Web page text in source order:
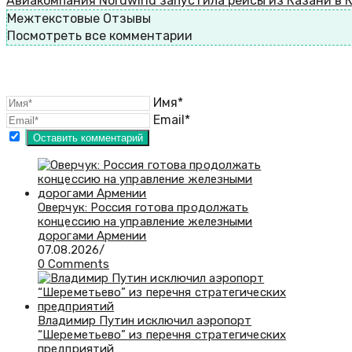
Межтекстовые Отзывы
Посмотреть все комментарии
Имя*
Email*
Оверчук: Россия готова продолжать
концессию на управление железными
дорогами Армении
07.08.2026/
0 Comments
Владимир Путин исключил аэропорт
“Шереметьево” из перечня стратегических
предприятий